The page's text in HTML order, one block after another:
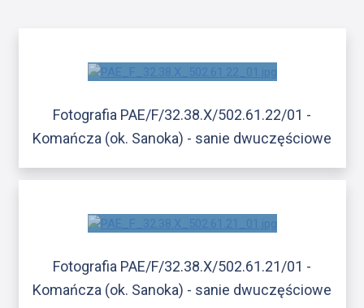
Fotografia PAE/F/32.38.X/502.61.22/01 -
Komańcza (ok. Sanoka) - sanie dwuczęściowe
Fotografia PAE/F/32.38.X/502.61.21/01 -
Komańcza (ok. Sanoka) - sanie dwuczęściowe